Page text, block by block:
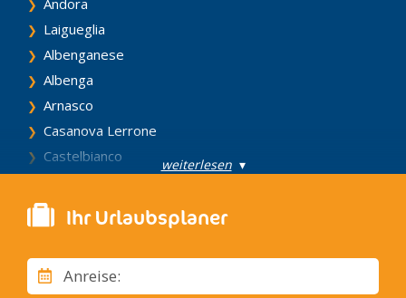
Andora
Laigueglia
Albenganese
Albenga
Arnasco
Casanova Lerrone
Castelbianco
Cisano sul Neva
Erli
Nasino
Stellanello
weiterlesen▾
Ihr Urlaubsplaner
Anreise: